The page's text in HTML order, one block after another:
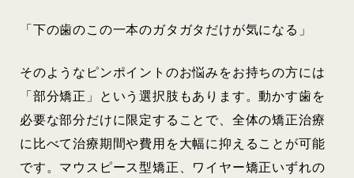
「下の歯のこの一本のガタガタだけが気になる」
そのようなピンポイントのお悩みをお持ちの方には
「部分矯正」という選択肢もあります。動かす歯を
必要な部分だけに限定することで、全体の矯正治療
に比べて治療期間や費用を大幅に抑えることが可能
です。マウスピース型矯正、ワイヤー矯正いずれの